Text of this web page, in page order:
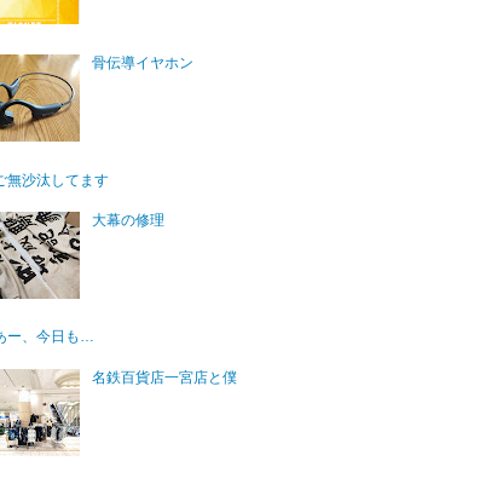
骨伝導イヤホン
無沙汰してます
大幕の修理
ー、今日も…
名鉄百貨店一宮店と僕